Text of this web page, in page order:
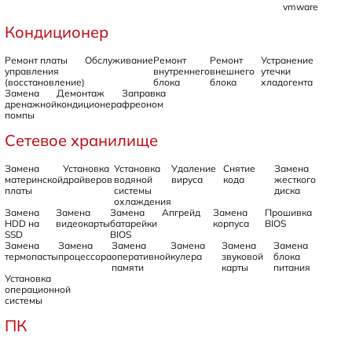
vmware
Кондиционер
Ремонт платы
управления
(восстановление)
ОбслуживаниеРемонт
внутреннего
блока
Ремонт
внешнего
блока
Устранение
утечки
хладогента
Замена
дренажной
помпы
Демонтаж
кондиционера
Заправка
фреоном
Сетевое хранилище
Замена
материнской
платы
Установка
драйверов
Установка
водяной
системы
охлаждения
Удаление
вируса
Снятие
кода
Замена
жесткого
диска
Замена
HDD на
SSD
Замена
видеокарты
Замена
батарейки
BIOS
Апгрейд
Замена
корпуса
Прошивка
BIOS
Замена
термопасты
Замена
процессора
Замена
оперативной
памяти
Замена
кулера
Замена
звуковой
карты
Замена
блока
питания
Установка
операционной
системы
ПК